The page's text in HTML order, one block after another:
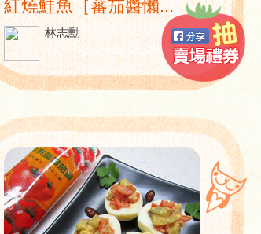
紅燒鮭魚［蕃茄醬懶...
林志勳